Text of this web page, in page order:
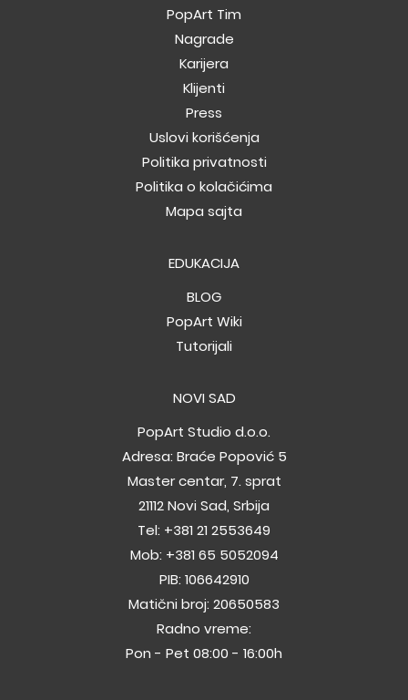
PopArt Tim
Nagrade
Karijera
Klijenti
Press
Uslovi korišćenja
Politika privatnosti
Politika o kolačićima
Mapa sajta
EDUKACIJA
BLOG
PopArt Wiki
Tutorijali
NOVI SAD
PopArt Studio d.o.o.
Adresa: Braće Popović 5
Master centar, 7. sprat
21112 Novi Sad, Srbija
Tel: +381 21 2553649
Mob: +381 65 5052094
PIB: 106642910
Matični broj: 20650583
Radno vreme:
Pon - Pet 08:00 - 16:00h